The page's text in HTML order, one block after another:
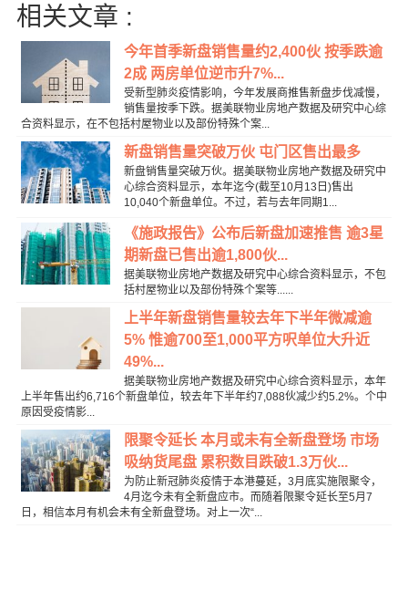
相关文章 :
今年首季新盘销售量约2,400伙 按季跌逾
2成 两房单位逆市升7%...
受新型肺炎疫情影响，今年发展商推售新盘步伐减慢，
销售量按季下跌。据美联物业房地产数据及研究中心综
合资料显示，在不包括村屋物业以及部份特殊个案...
新盘销售量突破万伙 屯门区售出最多
新盘销售量突破万伙。据美联物业房地产数据及研究中
心综合资料显示，本年迄今(截至10月13日)售出
10,040个新盘单位。不过，若与去年同期1...
《施政报告》公布后新盘加速推售 逾3星
期新盘已售出逾1,800伙...
据美联物业房地产数据及研究中心综合资料显示，不包
括村屋物业以及部份特殊个案等......
上半年新盘销售量较去年下半年微减逾
5% 惟逾700至1,000平方呎单位大升近
49%...
据美联物业房地产数据及研究中心综合资料显示，本年
上半年售出约6,716个新盘单位，较去年下半年约7,088伙减少约5.2%。个中
原因受疫情影...
限聚令延长 本月或未有全新盘登场 市场
吸纳货尾盘 累积数目跌破1.3万伙...
为防止新冠肺炎疫情于本港蔓延，3月底实施限聚令，
4月迄今未有全新盘应市。而随着限聚令延长至5月7
日，相信本月有机会未有全新盘登场。对上一次“...